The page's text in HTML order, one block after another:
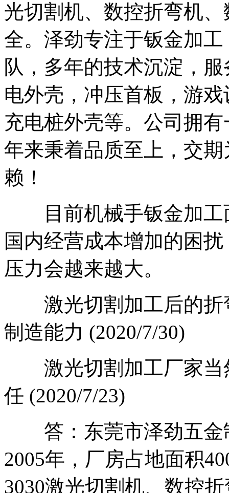
光切割机、数控折弯机
全。泽劲专注于钣金加
队，多年的技术沉淀，
电外壳，冲压首板，游
充电桩外壳等。公司拥
年来秉着品质至上，交
赖！
目前机械手钣金加工
国内经营成本增加的困
压力会越来越大。
激光切割加工后的折
制造能力 (2020/7/30)
激光切割加工厂家当
任 (2020/7/23)
答：东莞市泽劲五金
2005年，厂房占地面积
3030激光切割机、数控